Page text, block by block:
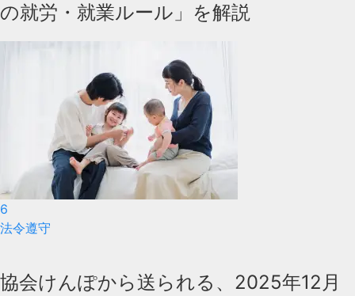
の就労・就業ルール」を解説
6
法令遵守
協会けんぽから送られる、2025年12月